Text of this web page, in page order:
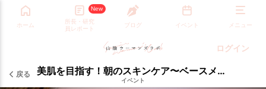
ホーム
New
所長・研究
員レポート
ブログ イベント メニュー
ログイン
戻る 美肌を目指す！朝のスキンケア〜ベースメイク
イベント